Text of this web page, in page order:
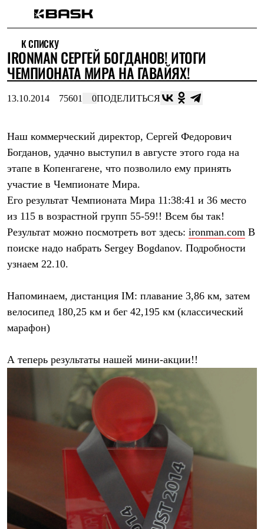
Интернет-магазин
Мужская одежда
Утепленная пухом
Куртки
Жилеты
Куртки
Штормовая одежда
Куртки
Софтшелл одежда
Куртки
Брюки
Флисовая одежда
Куртки
Брюки
Термобелье
Среднее термобелье
Легкое термобелье
Лёгкая одежда
Футболки
Рубашки
Брюки
Шорты
Утепленная пухом
Брюки
Утепленная синтетикой
Штормовая одежда
Софтшелл одежда
Куртки
Лёгкая одежда
К СПИСКУ
IRONMAN СЕРГЕЙ БОГДАНОВ! ИТОГИ
ЧЕМПИОНАТА МИРА НА ГАВАЙЯХ!
13.10.2014 75601 0ПОДЕЛИТЬСЯ
Наш коммерческий директор, Сергей Федорович
Богданов, удачно выступил в августе этого года на
этапе в Копенгагене, что позволило ему принять
участие в Чемпионате Мира.
Его результат Чемпионата Мира 11:38:41 и 36 место
из 115 в возрастной групп 55-59!! Всем бы так!
Результат можно посмотреть вот здесь: ironman.com В
поиске надо набрать Sergey Bogdanov. Подробности
узнаем 22.10.
Напоминаем, дистанция IM: плавание 3,86 км, затем
велосипед 180,25 км и бег 42,195 км (классический
марафон)
А теперь результаты нашей мини-акции!!